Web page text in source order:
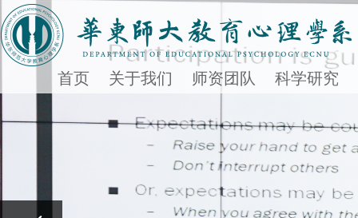
首页 关于我们 师资团队 科学研究